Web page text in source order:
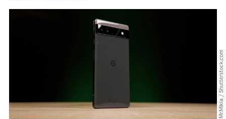
Mr.Mikla / Shutterstock.com